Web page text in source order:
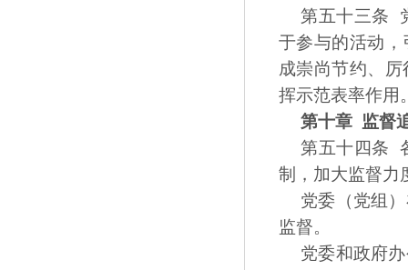
第五十三条
于参与的活动
成崇尚节约、
挥示范表率作用
第十章 监督
第五十四条
制，加大监督力
党委（党组
监督。
党委和政府